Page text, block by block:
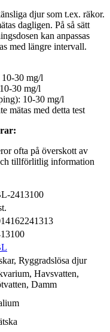
djur som t.ex. räkor.
dagligen. På så sätt
kan anpassas
med längre intervall.
30 mg/l
30 mg/l
10-30 mg/l
mätas med detta test
ofta på överskott av
tillförlitlig information
2413100
Ryggradslösa djur
Havsvatten,
Damm